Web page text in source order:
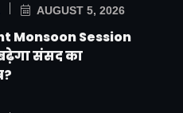
AUGUST 5, 2026
Monsoon Session
संसद का